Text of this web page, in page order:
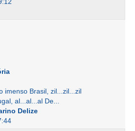
imenso Brasil, zil...zil...zil
al...al...al De...
Delize